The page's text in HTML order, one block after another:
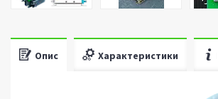
Опис Характеристики